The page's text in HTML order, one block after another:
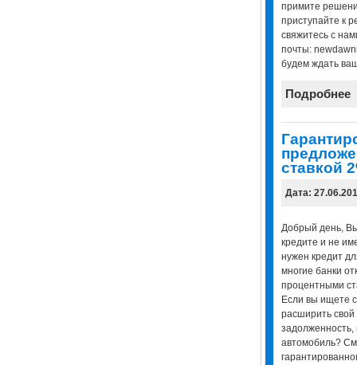
примите
приступайте к
свяжитесь с
почты:
будем ждать
Подробнее
ставкой
Дата:
Добрый день,
кредите и не
нужен кредит
многие банки
процентными
Если вы ищете
расширить свой
задолженность,
автомобиль?